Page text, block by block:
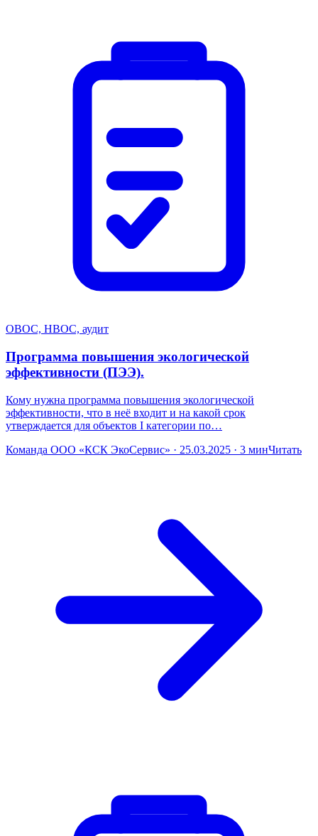
ОВОС, НВОС, аудит
Программа повышения экологической
эффективности (ПЭЭ).
Кому нужна программа повышения экологической
эффективности, что в неё входит и на какой срок
утверждается для объектов I категории по…
Команда ООО «КСК ЭкоСервис» · 25.03.2025 · 3 минЧитать